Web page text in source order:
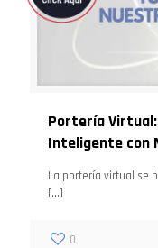
Portería
Inteligente con
La portería virtual se
[…]
0